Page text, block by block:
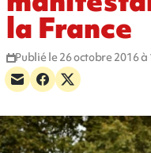
la France
Publié le 26 octobre 2016 à